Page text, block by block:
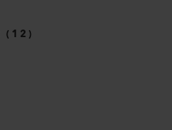
( 12 )